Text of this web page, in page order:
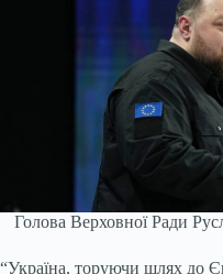
Голова Верховної Ради
“Україна, торуючи шлях до